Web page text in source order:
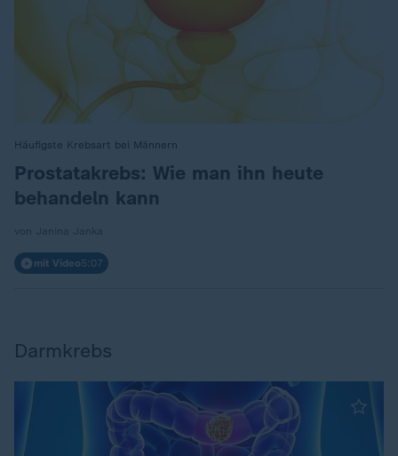
Häufigste Krebsart bei Männern
:
Prostatakrebs: Wie man ihn heute
behandeln kann
mit Video5:07
Darmkrebs